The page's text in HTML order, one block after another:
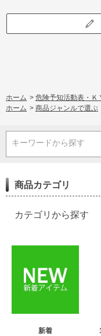
ホーム > 危険予知活動表・Ｋ
ホーム > 商品ジャンルで選ぶ
キーワードから探す
商品カテゴリ
カテゴリから探す
新着